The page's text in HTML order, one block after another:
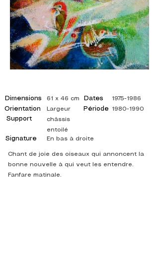
Dimensions
Orientation
Support
Signature
61 x 46 cm
Dates
Période
Largeur
châssis
entoilé
En bas à droite
1975-1986
1980-1990
Chant de joie des oiseaux qui annoncent la
bonne nouvelle à qui veut les entendre.
Fanfare matinale.